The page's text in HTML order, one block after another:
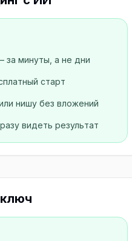
минуты, а не дни
старт
нишу без вложений
видеть результат